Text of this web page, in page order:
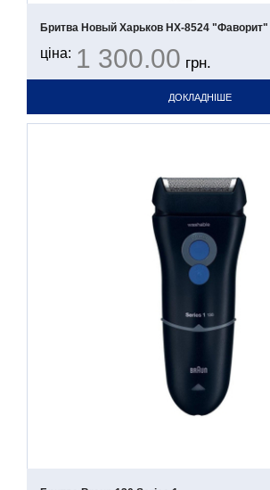
Бритва Новый Харьков НХ-8524 "Фаворит"
ціна: 1 300.00 грн.
ДОКЛАДНІШЕ